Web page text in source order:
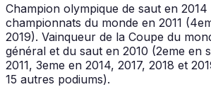
Champion olympique de saut en 2014
championnats du monde en 2011
2019). Vainqueur de la Coupe du
général et du saut en 2010 (2eme en
2011, 3eme en 2014, 2017, 2018 et
15 autres podiums).